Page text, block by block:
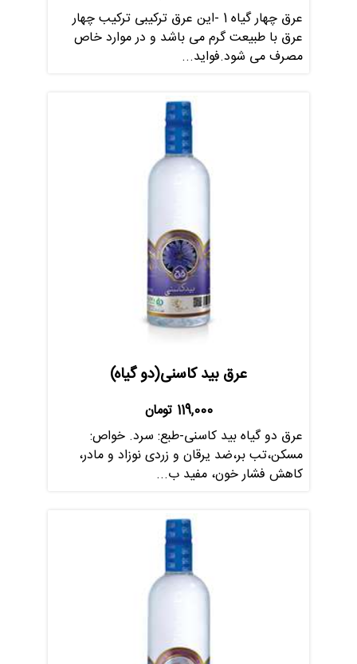
عرق چهار گیاه 1 -این عرق ترکیبی ترکیب چهار
عرق با طبیعت گرم می باشد و در موارد خاص
مصرف می شود.فواید...
عرق بید کاسنی(دو گیاه)
119,000 تومان
عرق دو گیاه بید کاسنی-طبع: سرد. خواص:
مسکن،تب بر،ضد یرقان و زردی نوزاد و مادر،
کاهش فشار خون، مفید ب...